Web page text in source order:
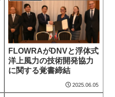
FLOWRAがDNVと浮体式
洋上風力の技術開発協力
に関する覚書締結
2025.06.05